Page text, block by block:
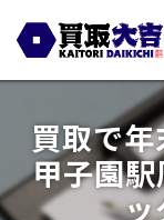
買取で
甲子園
ッ